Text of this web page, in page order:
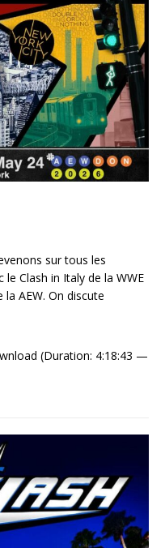
sur tous les
Clash in Italy de la WWE
AEW. On discute
(Duration: 4:18:43 —